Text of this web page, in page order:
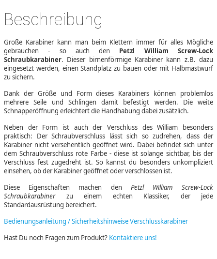
Beschreibung
Große Karabiner kann man beim Klettern immer für alles Mögliche
gebrauchen - so auch den Petzl William Screw-Lock
Schraubkarabiner. Dieser birnenförmige Karabiner kann z.B. dazu
eingesetzt werden, einen Standplatz zu bauen oder mit Halbmastwurf
zu sichern.
Dank der Größe und Form dieses Karabiners können problemlos
mehrere Seile und Schlingen damit befestigt werden. Die weite
Schnapperöffnung erleichtert die Handhabung dabei zusätzlich.
Neben der Form ist auch der Verschluss des William besonders
praktisch: Der Schraubverschluss lässt sich so zudrehen, dass der
Karabiner nicht versehentlich geöffnet wird. Dabei befindet sich unter
dem Schraubverschluss rote Farbe - diese ist solange sichtbar, bis der
Verschluss fest zugedreht ist. So kannst du besonders unkompliziert
einsehen, ob der Karabiner geöffnet oder verschlossen ist.
Diese Eigenschaften machen den Petzl William Screw-Lock
Schraubkarabinerzu einem echten Klassiker, der jede
Standardausrüstung bereichert.
Bedienungsanleitung / Sicherheitshinweise Verschlusskarabiner
Hast Du noch Fragen zum Produkt? Kontaktiere uns!